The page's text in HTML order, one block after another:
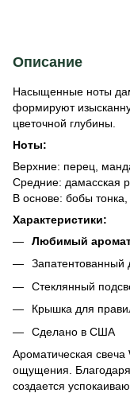
Описание
Насыщенные ноты
формируют
цветочной глубины.
Ноты:
Верхние: перец,
Средние: дамасская
В основе: бобы
Характеристики:
Любимый аромат
Стеклянный
Крышка для
Сделано в США
Ароматическая
ощущения.
создается